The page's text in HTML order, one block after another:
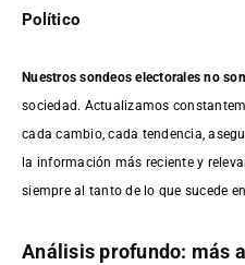
Político
Nuestros sondeos electorales no
sociedad. Actualizamos
cada cambio, cada tendencia,
la información más reciente y
siempre al tanto de lo que sucede
Análisis profundo: más